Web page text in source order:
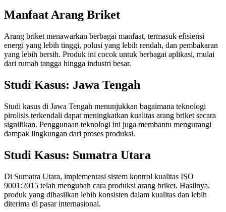
Manfaat Arang Briket
Arang briket menawarkan berbagai manfaat, termasuk efisiensi
energi yang lebih tinggi, polusi yang lebih rendah, dan pembakaran
yang lebih bersih. Produk ini cocok untuk berbagai aplikasi, mulai
dari rumah tangga hingga industri besar.
Studi Kasus: Jawa Tengah
Studi kasus di Jawa Tengah menunjukkan bagaimana teknologi
pirolisis terkendali dapat meningkatkan kualitas arang briket secara
signifikan. Penggunaan teknologi ini juga membantu mengurangi
dampak lingkungan dari proses produksi.
Studi Kasus: Sumatra Utara
Di Sumatra Utara, implementasi sistem kontrol kualitas ISO
9001:2015 telah mengubah cara produksi arang briket. Hasilnya,
produk yang dihasilkan lebih konsisten dalam kualitas dan lebih
diterima di pasar internasional.